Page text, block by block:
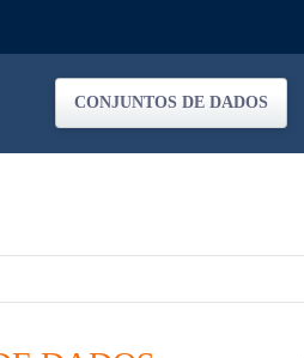
CONJUNTOS DE DADOS